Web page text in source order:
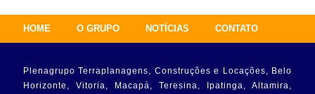
HOME O GRUPO NOTÍCIAS CONTATO
Plenagrupo Terraplanagens, Construções e Locações, Belo
Horizonte, Vitoria, Macapá, Teresina, Ipatinga, Altamira,